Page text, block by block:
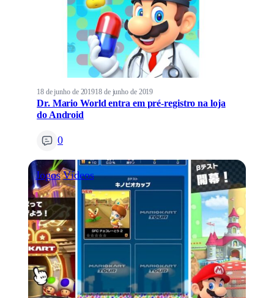
18 de junho de 201918 de junho de 2019
Dr. Mario World entra em pré-registro na loja
do Android
0
Jogos Vídeos